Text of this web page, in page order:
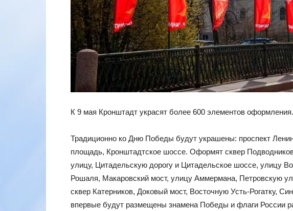
К 9 мая Кронштадт украсят более 600 элементов оформления.
Традиционно ко Дню Победы будут украшены: проспект
площадь, Кронштадтское шоссе. Оформят сквер
улицу, Цитадельскую дорогу и Цитадельское шоссе, улицу
Рошаля, Макаровский мост, улицу Аммермана, Петровскую
сквер Катерников, Доковый мост, Восточную Усть-Рогатку,
впервые будут размещены знамена Победы и флаги России